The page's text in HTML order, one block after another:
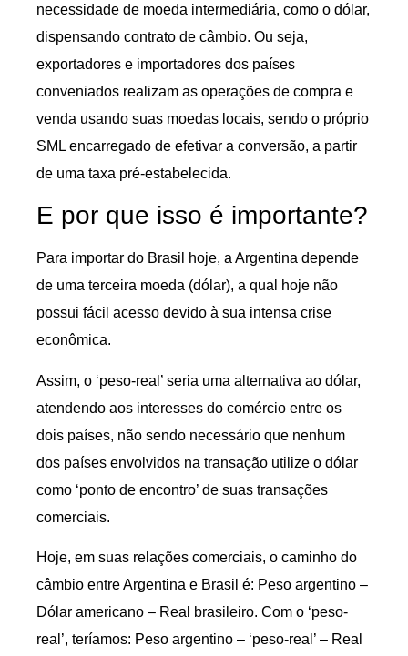
necessidade de moeda intermediária, como o dólar,
dispensando contrato de câmbio. Ou seja,
exportadores e importadores dos países
conveniados realizam as operações de compra e
venda usando suas moedas locais, sendo o próprio
SML encarregado de efetivar a conversão, a partir
de uma taxa pré-estabelecida.
E por que isso é importante?
Para importar do Brasil hoje, a Argentina depende
de uma terceira moeda (dólar), a qual hoje não
possui fácil acesso devido à sua intensa crise
econômica.
Assim, o ‘peso-real’ seria uma alternativa ao dólar,
atendendo aos interesses do comércio entre os
dois países, não sendo necessário que nenhum
dos países envolvidos na transação utilize o dólar
como ‘ponto de encontro’ de suas transações
comerciais.
Hoje, em suas relações comerciais, o caminho do
câmbio entre Argentina e Brasil é: Peso argentino –
Dólar americano – Real brasileiro. Com o ‘peso-
real’, teríamos: Peso argentino – ‘peso-real’ – Real